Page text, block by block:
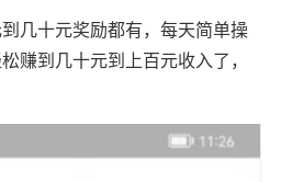
几十元奖励都有，每天简单操
赚到几十元到上百元收入了，